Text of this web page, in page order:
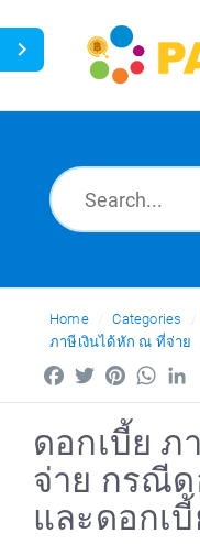
News
Ask a
Home Categories
ภาษีเงินได้หัก ณ ที่จ่าย
FacebookTwitterPinterest
ดอกเบี้ย ภ
จ่าย กรณี
และดอกเ